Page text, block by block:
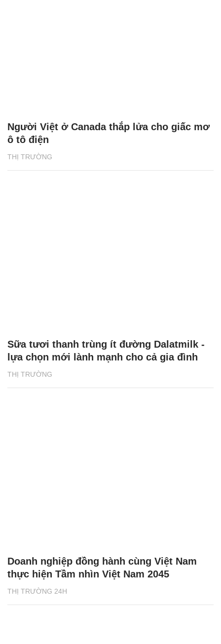
THỊ TRƯỜNG
Người Việt ở Canada thắp lửa cho giấc mơ
ô tô điện
THỊ TRƯỜNG
Sữa tươi thanh trùng ít đường Dalatmilk -
lựa chọn mới lành mạnh cho cả gia đình
THỊ TRƯỜNG 24H
Doanh nghiệp đồng hành cùng Việt Nam
thực hiện Tầm nhìn Việt Nam 2045